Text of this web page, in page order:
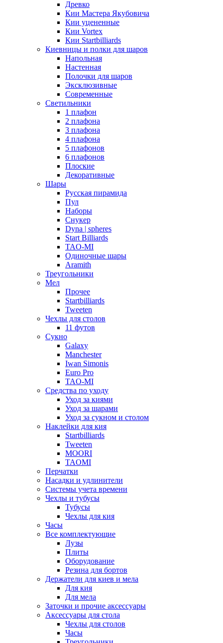
Древко
Кии Мастера Якубовича
Кии уцененные
Кии Vortex
Кии Startbilliards
Киевницы и полки для шаров
Напольная
Настенная
Полочки для шаров
Эксклюзивные
Современные
Светильники
1 плафон
2 плафона
3 плафона
4 плафона
5 плафонов
6 плафонов
Плоские
Декоративные
Шары
Русская пирамида
Пул
Наборы
Снукер
Dyna | spheres
Start Billiards
TAO-MI
Одиночные шары
Aramith
Треугольники
Мел
Прочее
Startbilliards
Tweeten
Чехлы для столов
11 футов
Сукно
Galaxy
Manchester
Iwan Simonis
Euro Pro
TAO-MI
Средства по уходу
Уход за киями
Уход за шарами
Уход за сукном и столом
Наклейки для кия
Startbilliards
Tweeten
MOORI
TAOMI
Перчатки
Насадки и удлинители
Системы учета времени
Чехлы и тубусы
Тубусы
Чехлы для кия
Часы
Все комплектующие
Лузы
Плиты
Оборудование
Резина для бортов
Держатели для киев и мела
Для кия
Для мела
Заточки и прочие аксессуары
Аксессуары для стола
Чехлы для столов
Часы